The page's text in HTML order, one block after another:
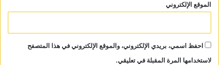
الموقع الإلكتروني
احفظ اسمي، بريدي الإلكتروني، والموقع الإلكتروني في هذا المتصفح
لاستخدامها المرة المقبلة في تعليقي.